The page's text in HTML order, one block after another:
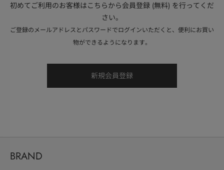
初めてご利用のお客様はこちらから会員登録 (無料) を行ってくだ
さい。
ご登録のメールアドレスとパスワードでログインいただくと、便利にお買い
物ができるようになります。
BRAND